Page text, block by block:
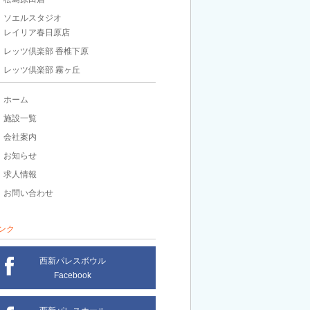
ソエルスタジオ
レイリア春日原店
レッツ倶楽部 香椎下原
レッツ倶楽部 霧ヶ丘
ホーム
施設一覧
会社案内
お知らせ
求人情報
お問い合わせ
ク
西新パレスボウル
Facebook